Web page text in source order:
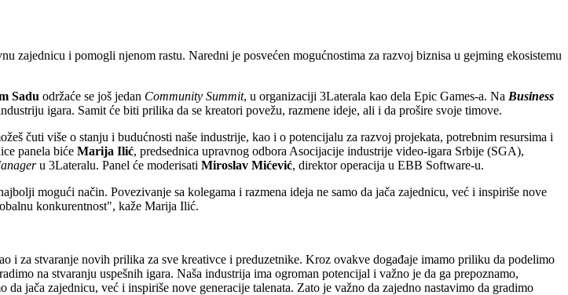
zajednicu i pomogli njenom rastu. Naredni je posvećen mogućnostima za razvoj biznisa u gejming ekosistemu
Sadu održaće se još jedan Community Summit, u organizaciji 3Laterala kao dela Epic Games-a. Na Business
igara. Samit će biti prilika da se kreatori povežu, razmene ideje, ali i da prošire svoje timove.
čuti više o stanju i budućnosti naše industrije, kao i o potencijalu za razvoj projekata, potrebnim resursima i
panela biće Marija Ilić, predsednica upravnog odbora Asocijacije industrije video-igara Srbije (SGA),
u 3Lateralu. Panel će moderisati Miroslav Mićević, direktor operacija u EBB Software-u.
mogući način. Povezivanje sa kolegama i razmena ideja ne samo da jača zajednicu, već i inspiriše nove
konkurentnost", kaže Marija Ilić.
i za stvaranje novih prilika za sve kreativce i preduzetnike. Kroz ovakve događaje imamo priliku da podelimo
na stvaranju uspešnih igara. Naša industrija ima ogroman potencijal i važno je da ga prepoznamo,
jača zajednicu, već i inspiriše nove generacije talenata. Zato je važno da zajedno nastavimo da gradimo